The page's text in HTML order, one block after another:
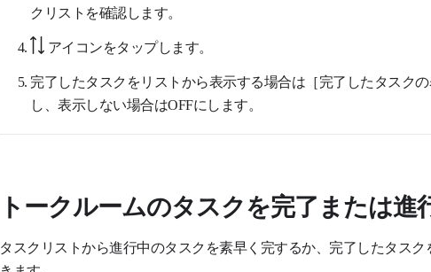
クリストを確認します。
アイコンをタップします。
完了したタスクをリストから表示する場合は［完了したタスク
し、表示しない場合はOFFにします。
トークルームのタスクを完了または進
タスクリストから進行中のタスクを素早く完するか、完了したタス